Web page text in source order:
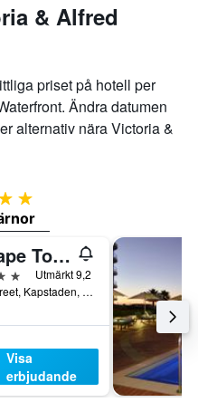
& Alfred
priset på hotell per
Ändra datumen
alternativ nära Victoria &
stjärnor
Taj Cape Town
Utmärkt 9,2
1 Wale Street, Kapstaden, Västra Kapprovinsen, Sydafrika
Visa
erbjudande